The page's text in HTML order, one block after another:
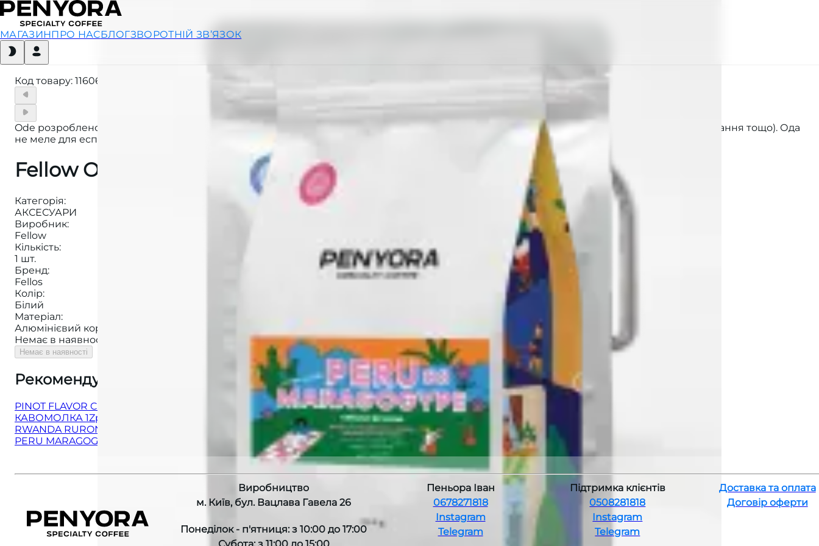
МАГАЗИНПРО НАСБЛОГЗВОРОТНІЙ ЗВ’ЯЗОК
Код товару: 116063397
Ode розроблено лише для способів заварювання кави (AeroPress, фільтр машини, ручні кавоварки, френч-прес, клевер холодне заварювання тощо). Ода
не меле для еспресо.
Fellow Ode Brew Gen2 White
Категорія:
АКСЕСУАРИ
Виробник:
Fellow
Кількість:
1 шт.
Бренд:
Fellos
Колір:
Білий
Матеріал:
Алюмінієвий корпус, пластиковий відсік для завантаження кави та основа, борти з нержавіючої сталі
Немає в наявності
Немає в наявності
Рекомендуємо також
PINOT FLAVOR CUP PINK
КАВОМОЛКА 1Zpresso X-Ultra gray/blue
RWANDA RURONZI ESPRESSO
PERU MARAGOGYPE FILTER
Виробництво
м. Київ, бул. Вацлава Гавела 26
Понеділок - п'ятниця: з 10:00 до 17:00
Субота: з 11:00 до 15:00
Пеньора Іван
0678271818
Instagram
Telegram
Підтримка клієнтів
0508281818
Instagram
Telegram
Доставка та оплата
Договір оферти